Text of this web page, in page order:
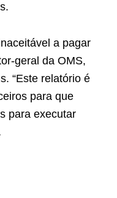
a pagar
geral da OMS,
“Este relatório é
para que
para executar